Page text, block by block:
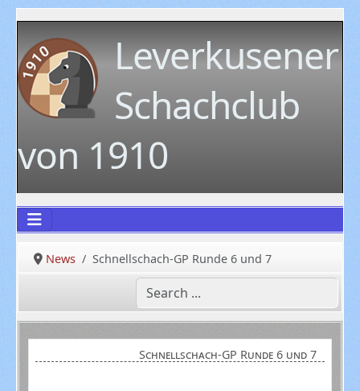
Leverkusener
Schachclub
von 1910
News Schnellschach-GP Runde 6 und 7
Schnellschach-GP Runde 6 und 7